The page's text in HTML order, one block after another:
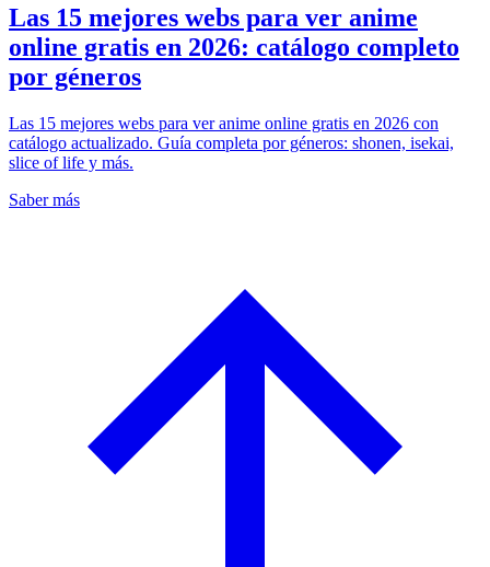
Las 15 mejores webs para ver anime
online gratis en 2026: catálogo completo
por géneros
Las 15 mejores webs para ver anime online gratis en 2026 con
catálogo actualizado. Guía completa por géneros: shonen, isekai,
slice of life y más.
Saber más